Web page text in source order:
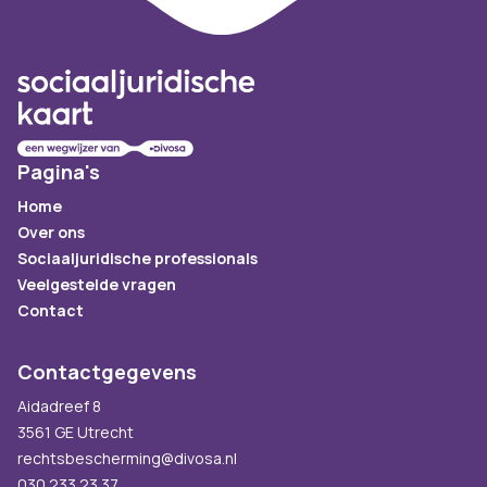
Pagina's
Home
Over ons
Sociaaljuridische professionals
Veelgestelde vragen
Contact
Contactgegevens
Aidadreef 8
3561 GE Utrecht
rechtsbescherming@divosa.nl